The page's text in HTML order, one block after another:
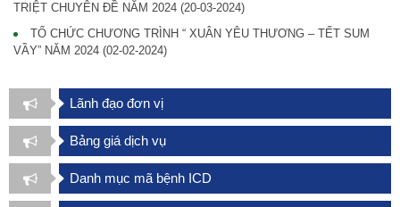
TRIỆT CHUYÊN ĐỀ NĂM 2024 (20-03-2024)
TỔ CHỨC CHƯƠNG TRÌNH “ XUÂN YÊU THƯƠNG – TẾT SUM
VẦY” NĂM 2024 (02-02-2024)
Lãnh đạo đơn vị
Bảng giá dịch vụ
Danh mục mã bệnh ICD